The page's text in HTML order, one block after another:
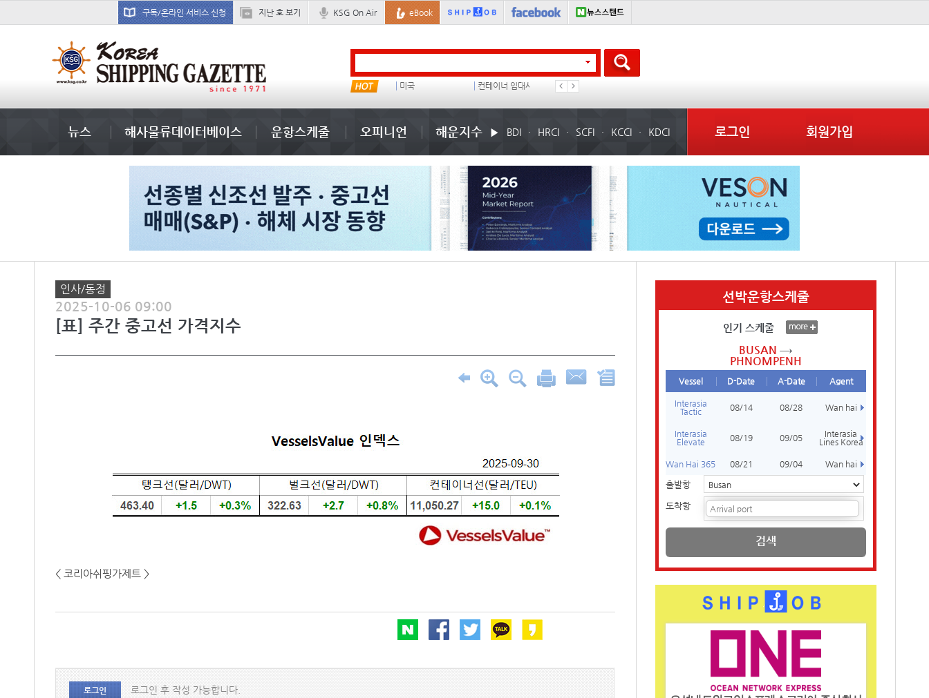
구독/온라인 서비스 신청 지난 호 보기 KSG On Air eBook
냉동 미국 컨테이너 임대사 석도
뉴스 해사물류데이터베이스 운항스케줄 오피니언 해운지수 BDI HRCI SCFI KCCI KDCI 로그인 회원가입
인사/동정
2025-10-06 09:00
[표] 주간 중고선 가격지수
< 코리아쉬핑가제트 >
로그인
로그인 후 작성 가능합니다.
선박운항스케줄
인기 스케줄
BUSAN
PHNOMPENH
Vessel D-Date A-Date Agent
Interasia
Tactic
08/14 08/28 Wan hai
Interasia
Elevate
08/19 09/05
Interasia
Lines Korea
Wan Hai 365 08/21 09/04 Wan hai
출발항
도착항
검색